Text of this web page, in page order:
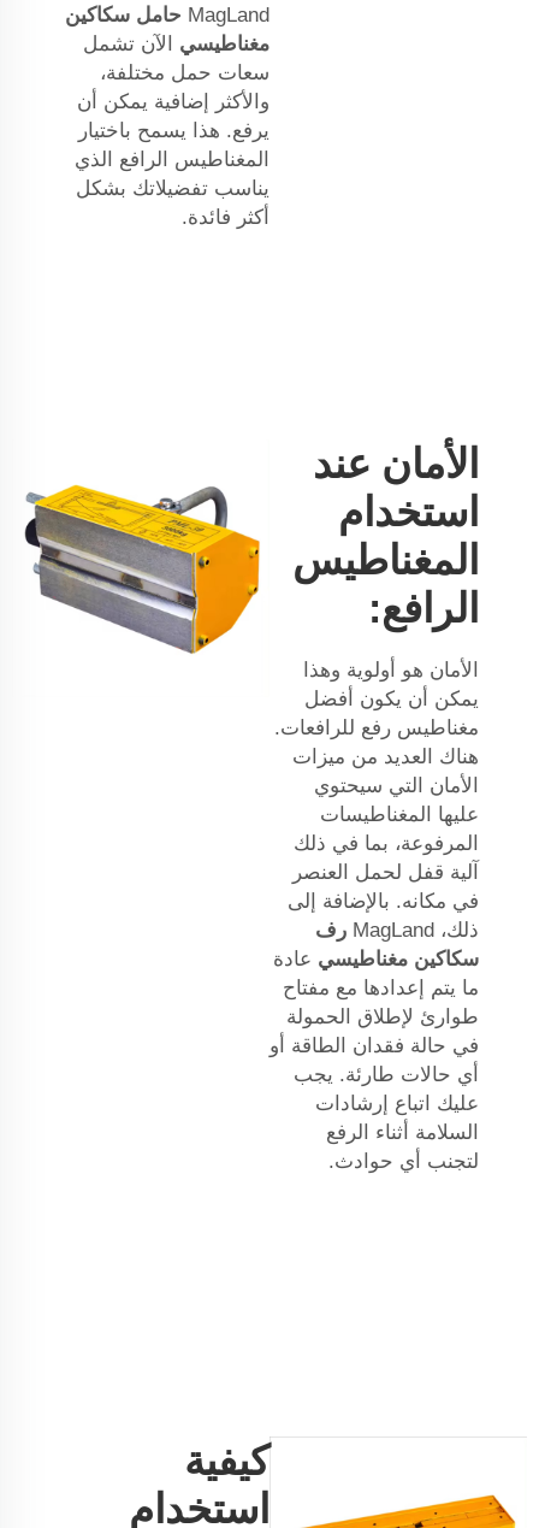
MagLand حامل سكاكين
مغناطيسي
الآن تشمل
سعات حمل مختلفة،
والأكثر إضافية يمكن أن
يرفع. هذا يسمح باختيار
المغناطيس الرافع الذي
يناسب تفضيلاتك بشكل
أكثر فائدة.
الأمان عند
استخدام
المغناطيس
الرافع:
الأمان هو أولوية وهذا
يمكن أن يكون أفضل
مغناطيس رفع للرافعات.
هناك العديد من ميزات
الأمان التي سيحتوي
عليها المغناطيسات
المرفوعة، بما في ذلك
آلية قفل لحمل العنصر
في مكانه. بالإضافة إلى
ذلك، MagLand
رف
سكاكين مغناطيسي عادة
ما يتم إعدادها مع مفتاح
طوارئ لإطلاق الحمولة
في حالة فقدان الطاقة أو
أي حالات طارئة. يجب
عليك اتباع إرشادات
السلامة أثناء الرفع
لتجنب أي حوادث.
كيفية
استخدام